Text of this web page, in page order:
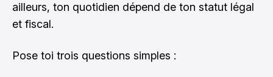
ailleurs, ton quotidien dépend de ton statut légal
et fiscal.
Pose toi trois questions simples :